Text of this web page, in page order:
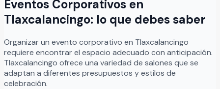
Eventos Corporativos en
Tlaxcalancingo: lo que debes saber
Organizarun evento corporativo en Tlaxcalancingo
requiere encontrar el espacio adecuado con anticipación.
Tlaxcalancingo ofrece una variedad de salones que se
adaptan a diferentes presupuestos y estilos de
celebración.